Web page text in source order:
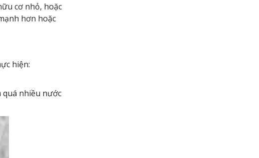
cơ nhỏ, hoặc
hơn hoặc
hiện:
quá nhiều nước